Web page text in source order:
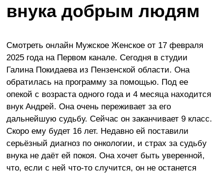
внука добрым людям
Смотреть онлайн Мужское Женское от 17 февраля
2025 года на Первом канале. Сегодня в студии
Галина Покидаева из Пензенской области. Она
обратилась на программу за помощью. Под ее
опекой с возраста одного года и 4 месяца находится
внук Андрей. Она очень переживает за его
дальнейшую судьбу. Сейчас он заканчивает 9 класс.
Скоро ему будет 16 лет. Недавно ей поставили
серьёзный диагноз по онкологии, и страх за судьбу
внука не даёт ей покоя. Она хочет быть уверенной,
что, если с ней что-то случится, он не останется